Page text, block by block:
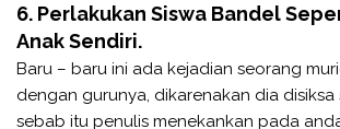
6. Perlakukan Siswa Bandel
Anak Sendiri.
Baru – baru ini ada kejadian seorang
dengan gurunya, dikarenakan dia disiksa
sebab itu penulis menekankan pada